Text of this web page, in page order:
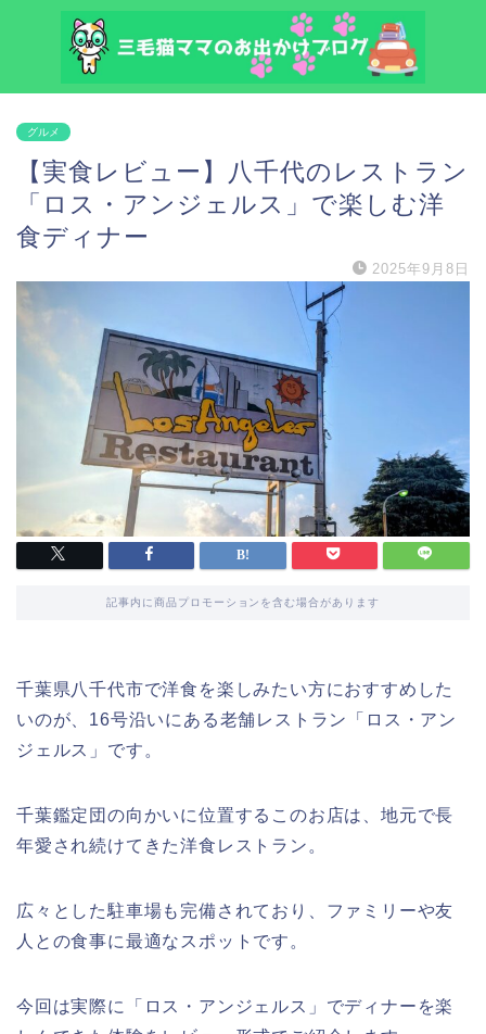
グルメ
【実食レビュー】八千代のレストラン
「ロス・アンジェルス」で楽しむ洋
食ディナー
2025年9月8日
記事内に商品プロモーションを含む場合があります
千葉県八千代市で洋食を楽しみたい方におすすめした
いのが、16号沿いにある老舗レストラン「ロス・アン
ジェルス」です。
千葉鑑定団の向かいに位置するこのお店は、地元で長
年愛され続けてきた洋食レストラン。
広々とした駐車場も完備されており、ファミリーや友
人との食事に最適なスポットです。
今回は実際に「ロス・アンジェルス」でディナーを楽